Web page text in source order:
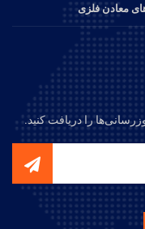
معادن فلزی
را دریافت کنید.